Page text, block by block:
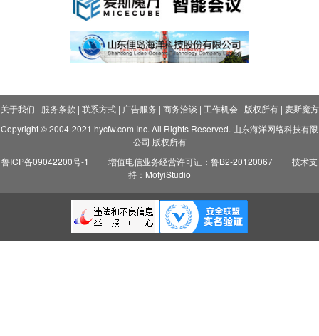
关于我们 | 服务条款 | 联系方式| 广告服务 | 商务洽谈 | 工作机会| 版权所有| 麦斯魔方
Copyright © 2004-2021 hycfw.com Inc. All Rights Reserved. 山东海洋网络科技有限
公司 版权所有
鲁ICP备09042200号-1
增值电信业务经营许可证：鲁B2-20120067
技术支
持：MofyiStudio